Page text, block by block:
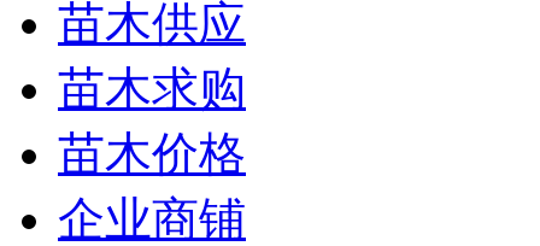
苗木供应
苗木求购
苗木价格
企业商铺